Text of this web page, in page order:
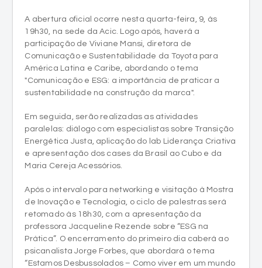
A abertura oficial ocorre nesta quarta-feira, 9, às
19h30, na sede da Acic. Logo após, haverá a
participação de Viviane Mansi, diretora de
Comunicação e Sustentabilidade da Toyota para
América Latina e Caribe, abordando o tema
"Comunicação e ESG: a importância de praticar a
sustentabilidade na construção da marca".
Em seguida, serão realizadas as atividades
paralelas: diálogo com especialistas sobre Transição
Energética Justa, aplicação do lab Liderança Criativa
e apresentação dos cases da Brasil ao Cubo e da
Maria Cereja Acessórios.
Após o intervalo para networking e visitação à Mostra
de Inovação e Tecnologia, o ciclo de palestras será
retomado às 18h30, com a apresentação da
professora Jacqueline Rezende sobre “ESG na
Prática”. O encerramento do primeiro dia caberá ao
psicanalista Jorge Forbes, que abordará o tema
“Estamos Desbussolados – Como viver em um mundo